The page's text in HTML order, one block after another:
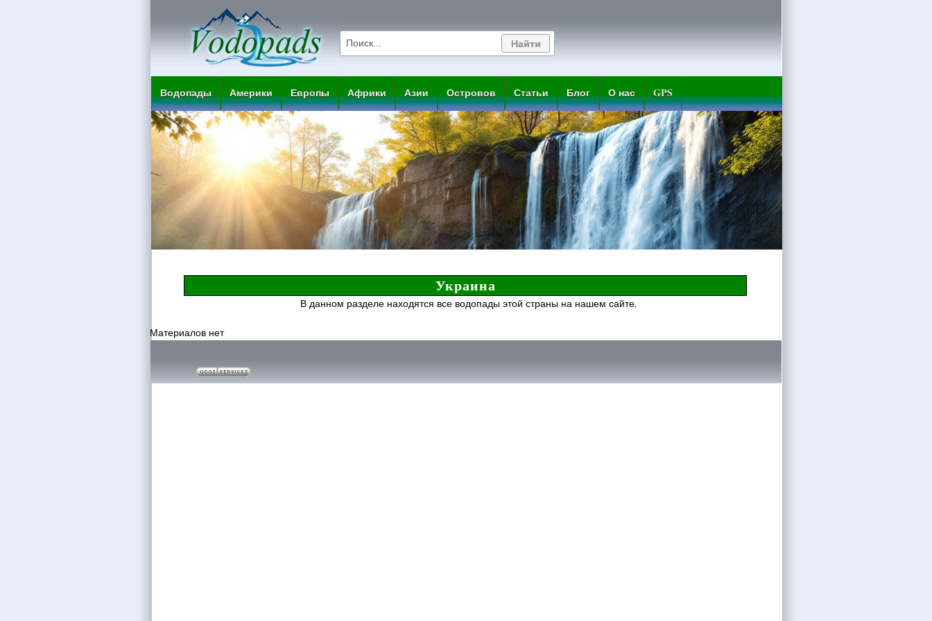
Водопады Америки Европы Африки Азии Островов Статьи Блог О нас GPS
Украина
В данном разделе находятся все водопады этой страны на нашем сайте.
Материалов нет